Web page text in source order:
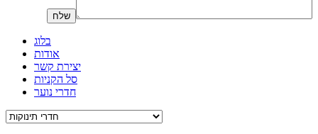
בלוג
אודות
יצירת קשר
סל הקניות
חדרי נוער